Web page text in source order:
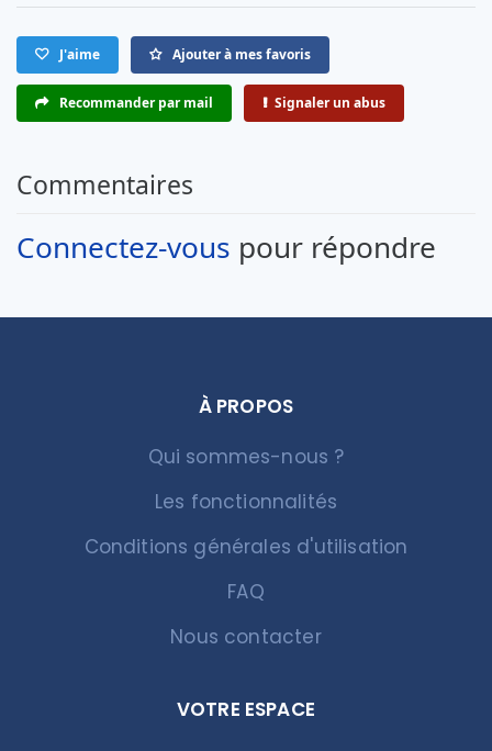
J'aime Ajouter à mes favoris
Recommander par mail Signaler un abus
Commentaires
Connectez-vous pour répondre
À PROPOS
Qui sommes-nous ?
Les fonctionnalités
Conditions générales d'utilisation
FAQ
Nous contacter
VOTRE ESPACE